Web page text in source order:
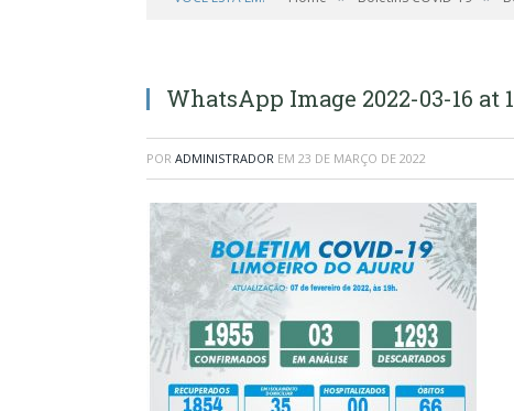
WhatsApp Image 2022-03-16 at
POR ADMINISTRADOR EM 23 DE MARÇO DE 2022